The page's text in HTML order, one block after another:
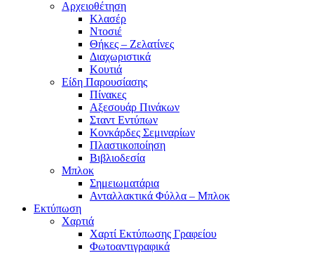
Αρχειοθέτηση
Κλασέρ
Ντοσιέ
Θήκες – Ζελατίνες
Διαχωριστικά
Κουτιά
Είδη Παρουσίασης
Πίνακες
Αξεσουάρ Πινάκων
Σταντ Εντύπων
Κονκάρδες Σεμιναρίων
Πλαστικοποίηση
Βιβλιοδεσία
Μπλοκ
Σημειωματάρια
Ανταλλακτικά Φύλλα – Μπλοκ
Εκτύπωση
Χαρτιά
Χαρτί Εκτύπωσης Γραφείου
Φωτοαντιγραφικά